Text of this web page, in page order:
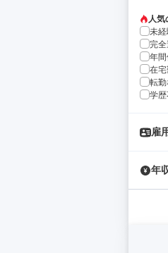
人気
未
完全
年
在
転勤
学歴
雇
年